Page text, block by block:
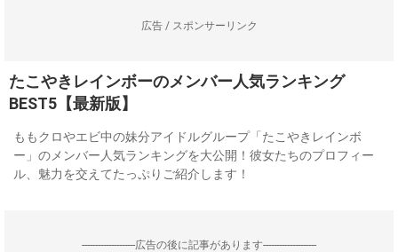
広告 / スポンサーリンク
たこやきレインボーのメンバー人気ランキング
BEST5【最新版】
ももクロやエビ中の妹分アイドルグループ「たこやきレインボ
ー」のメンバー人気ランキングを大公開！彼女たちのプロフィー
ル、魅力を交えてたっぷりご紹介します！
--------------------広告の後に記事があります--------------------